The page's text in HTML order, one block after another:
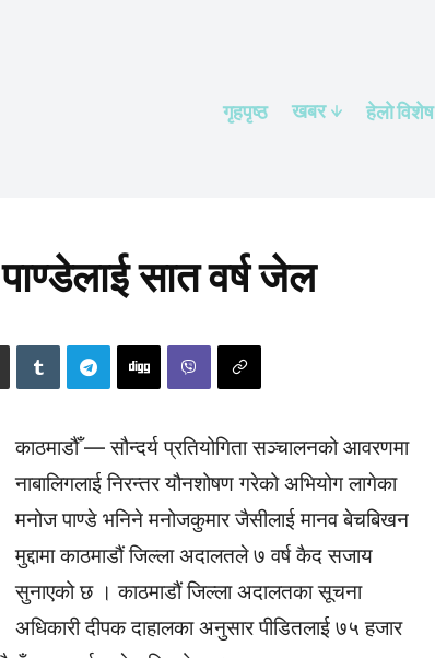
गृहपृष्ठ खबर हेलाे विशेष
पाण्डेलाई सात वर्ष जेल
काठमाडौँ — सौन्दर्य प्रतियोगिता सञ्चालनको आवरणमा
नाबालिगलाई निरन्तर यौनशोषण गरेको अभियोग लागेका
मनोज पाण्डे भनिने मनोजकुमार जैसीलाई मानव बेचबिखन
मुद्दामा काठमाडौं जिल्ला अदालतले ७ वर्ष कैद सजाय
सुनाएको छ । काठमाडौं जिल्ला अदालतका सूचना
अधिकारी दीपक दाहालका अनुसार पीडितलाई ७५ हजार